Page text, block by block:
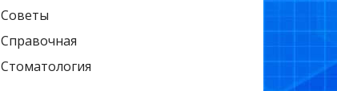
Советы
Справочная
Стоматология